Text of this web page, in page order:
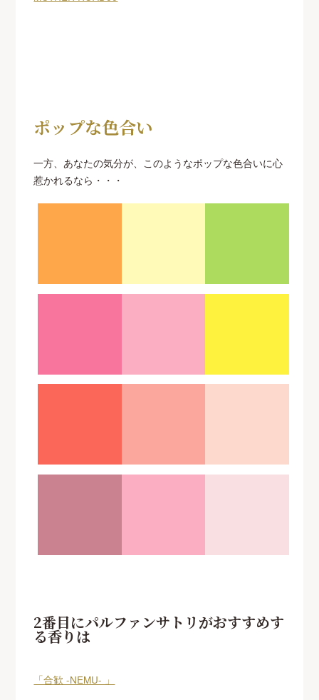
ポップな色合い
一方、あなたの気分が、このようなポップな色合いに心
惹かれるなら・・・
2番目にパルファンサトリがおすすめす
る香りは
「合歓 -NEMU- 」